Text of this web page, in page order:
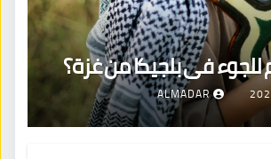
في بلجيكا من غزة؟
ALMADAR